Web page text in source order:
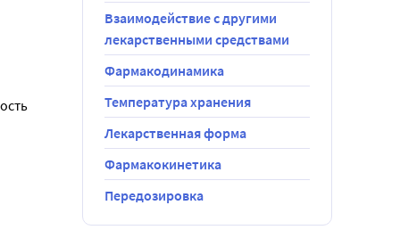
Взаимодействие с другими
лекарственными средствами
Фармакодинамика
Температура хранения
Лекарственная форма
Фармакокинетика
Передозировка